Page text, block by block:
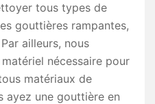
tous types de
gouttières rampantes,
ailleurs, nous
nécessaire pour
matériaux de
ayez une gouttière en